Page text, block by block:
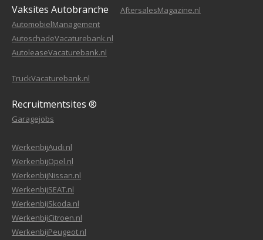
Vaksites Autobranche
AftersalesMagazine.nl
AutomobielManagement
AutoschadeVacaturebank.nl
AutoleaseVacaturebank.nl
TruckVacaturebank.nl
Recruitmentsites ®
Garagejobs
WerkenbijAudi.nl
WerkenbijOpel.nl
WerkenbijNissan.nl
WerkenbijSEAT.nl
WerkenbijSkoda.nl
WerkenbijCitroen.nl
WerkenbijPeugeot.nl